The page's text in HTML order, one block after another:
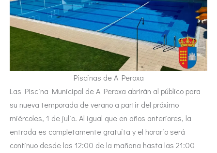
Piscinas de A Peroxa
Las Piscina Municipal de A Peroxa abrirán al público para
su nueva temporada de verano a partir del próximo
miércoles, 1 de julio. Al igual que en años anteriores, la
entrada es completamente gratuita y el horario será
continuo desde las 12:00 de la mañana hasta las 21:00